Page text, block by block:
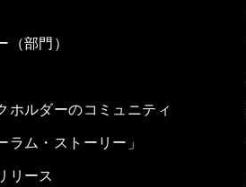
（部門）
ホルダーのコミュニティ
ラム・ストーリー」
リース